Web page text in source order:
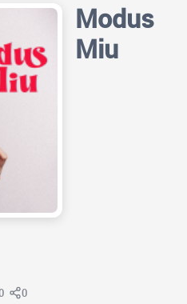
Modus
Miu
0